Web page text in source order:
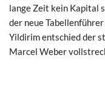
lange Zeit kein Kapital
der neue
Yildirim entschied der
Marcel Weber